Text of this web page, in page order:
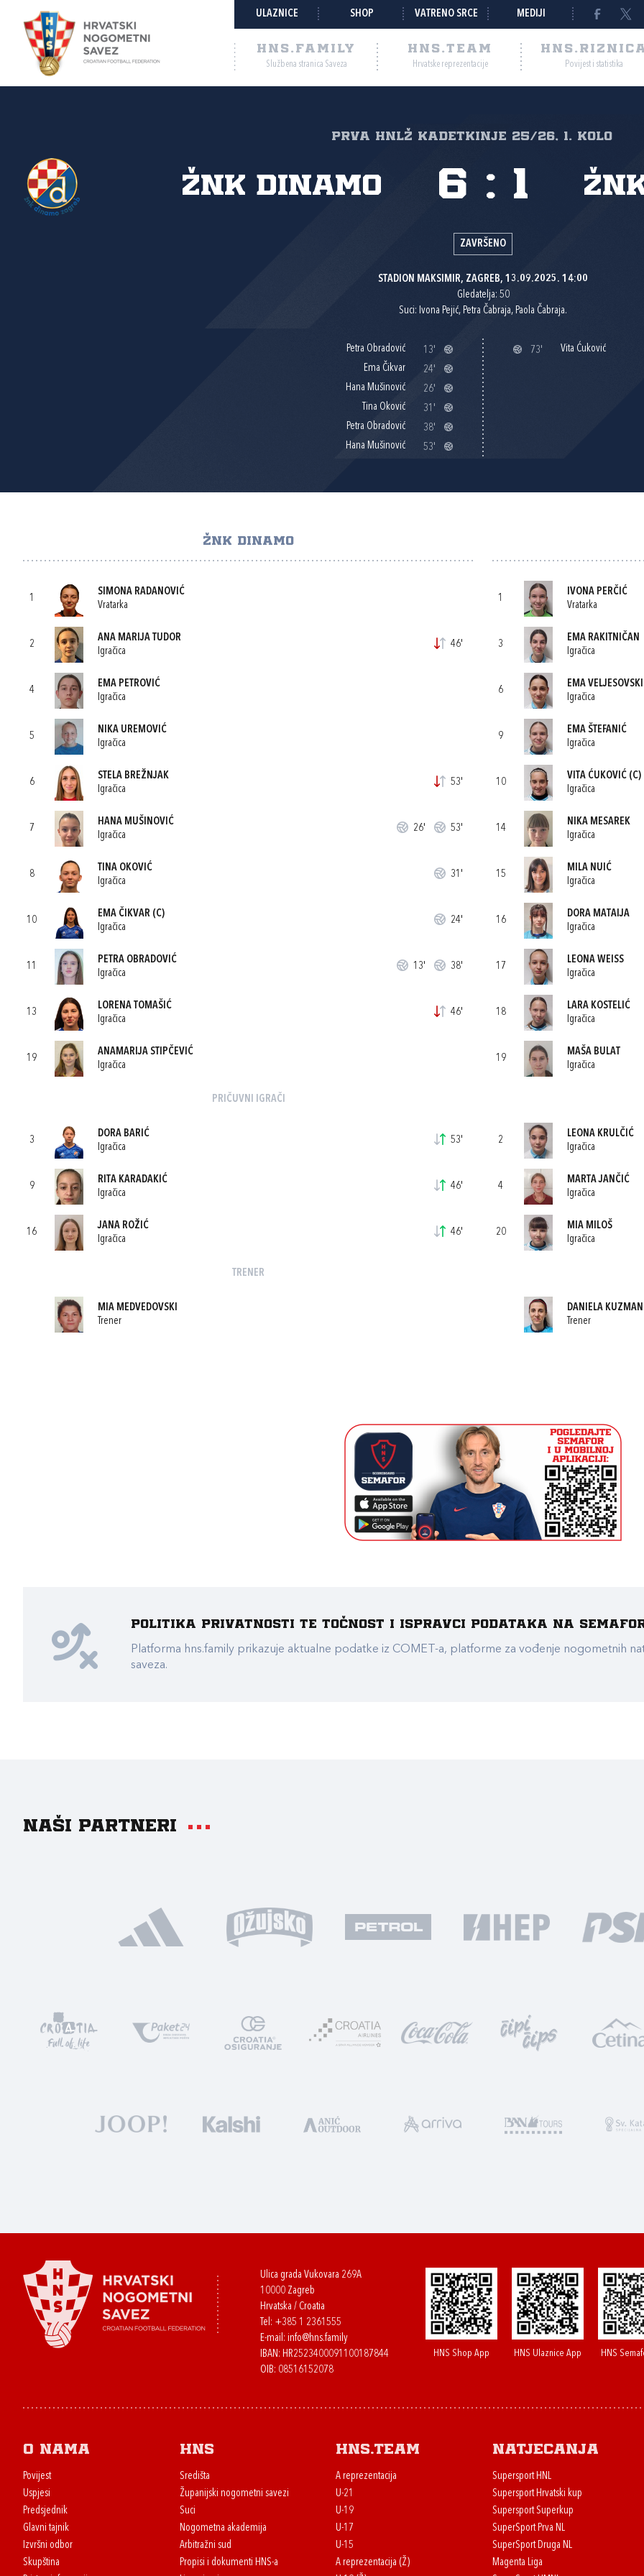
ULAZNICE SHOP VATRENO SRCE MEDIJI
HNS.FAMILY
Službena stranica Saveza
HNS.TEAM
Hrvatske reprezentacije Povijest i statistika
Prva HNLŽ kadetkinje 25/26, 1. kolo
ŽNK Dinamo 6 : 1
ZAVRŠENO
STADION MAKSIMIR, ZAGREB, 13.09.2025. 14:00
Gledatelja: 50
Suci: Ivona Pejić, Petra Čabraja, Paola Čabraja.
Petra Obradović
13'
Ema Čikvar
24'
Hana Mušinović
26'
Tina Oković
31'
Petra Obradović
38'
Hana Mušinović
53'
73' Vita Ćuković
ŽNK DINAMO
1
SIMONA RADANOVIĆ
Vratarka
2
ANA MARIJA TUDOR
Igračica
46'
4
EMA PETROVIĆ
Igračica
5
NIKA UREMOVIĆ
Igračica
6
STELA BREŽNJAK
Igračica
53'
7
HANA MUŠINOVIĆ
Igračica
26' 53'
8
TINA OKOVIĆ
Igračica
31'
10
EMA ČIKVAR (C)
Igračica
24'
11
PETRA OBRADOVIĆ
Igračica
13' 38'
13
LORENA TOMAŠIĆ
Igračica
46'
19
ANAMARIJA STIPČEVIĆ
Igračica
PRIČUVNI IGRAČI
3
DORA BARIĆ
Igračica
53'
9
RITA KARADAKIĆ
Igračica
46'
16
JANA ROŽIĆ
Igračica
46'
TRENER
MIA MEDVEDOVSKI
Trener
1
IVONA PERČIĆ
Vratarka
3
EMA RAKITNIČAN
Igračica
6
EMA VELJESOVSKI
Igračica
9
EMA ŠTEFANIĆ
Igračica
10
VITA ĆUKOVIĆ(C)
Igračica
14
NIKA MESAREK
Igračica
15
MILA NUIĆ
Igračica
16
DORA MATAIJA
Igračica
17
LEONA WEISS
Igračica
18
LARA KOSTELIĆ
Igračica
19
MAŠA BULAT
Igračica
2
LEONA KRULČIĆ
Igračica
4
MARTA JANČIĆ
Igračica
20
MIA MILOŠ
Igračica
DANIELA
Trener
Politika privatnosti te točnost i ispravci podataka na
Platforma hns.family prikazuje aktualne podatke iz COMET-a, platforme za vođenje nogometnih
saveza.
Naši partneri
Ulica grada Vukovara 269A
10000 Zagreb
Hrvatska / Croatia
Tel: +385 1 2361555
E-mail: info@hns.family
IBAN: HR2523400091100187844
OIB: 08516152078
HNS Shop App HNS Ulaznice App HNS
O nama
Povijest
Uspjesi
Predsjednik
Glavni tajnik
Izvršni odbor
Skupština
HNS
Središta
Županijski nogometni savezi
Suci
Nogometna akademija
Arbitražni sud
Propisi i dokumenti HNS-a
HNS.team
A reprezentacija
U-21
U-19
U-17
U-15
A reprezentacija (Ž)
Natjecanja
Supersport HNL
Supersport Hrvatski kup
Supersport Superkup
SuperSport Prva NL
SuperSport Druga NL
Magenta Liga